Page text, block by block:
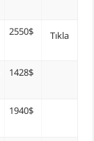
2550$ Tıkla
1428$
1940$